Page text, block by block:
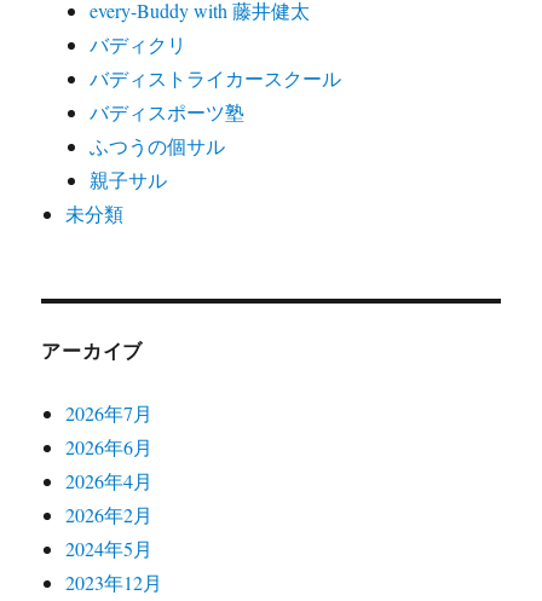
every-Buddy with 藤井健太
バディクリ
バディストライカースクール
バディスポーツ塾
ふつうの個サル
親子サル
未分類
アーカイブ
2026年7月
2026年6月
2026年4月
2026年2月
2024年5月
2023年12月